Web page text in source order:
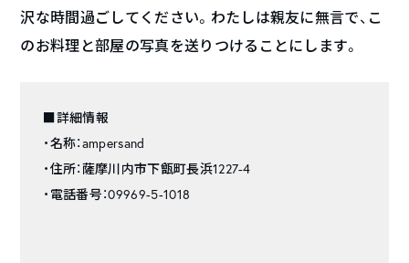
沢な時間過ごしてください。わたしは親友に無言で、こ
のお料理と部屋の写真を送りつけることにします。
■詳細情報
・名称：ampersand
・住所：薩摩川内市下甑町長浜1227-4
・電話番号：09969-5-1018